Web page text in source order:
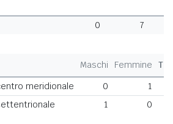
0 7
Maschi Femmine
meridionale 0
1
1 0